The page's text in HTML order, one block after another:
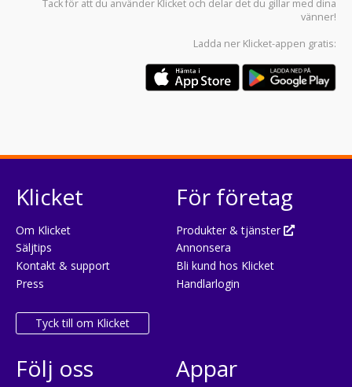
Tack för att du använder Klicket och delar det du gillar med dina
vänner!
Ladda ner Klicket-appen gratis:
Klicket
Om Klicket
Säljtips
Kontakt & support
Press
Tyck till om Klicket
För företag
Produkter & tjänster
Annonsera
Bli kund hos Klicket
Handlarlogin
Följ oss Appar